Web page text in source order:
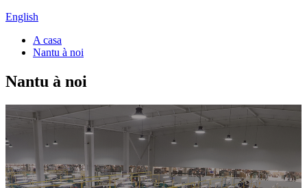
English
A casa
Nantu à noi
Nantu à noi